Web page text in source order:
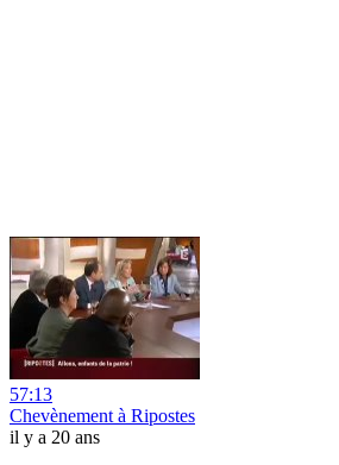
57:13
Chevènement à Ripostes
il y a 20 ans